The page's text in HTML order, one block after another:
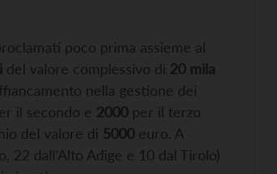
poco prima assieme al
del valore complessivo di 20 mila
nella gestione dei
il secondo e 2000 per il terzo
del valore di 5000 euro. A
22 dall’Alto Adige e 10 dal Tirolo)